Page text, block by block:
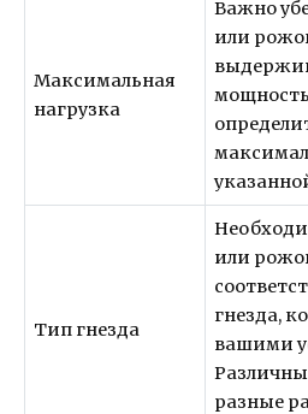
Максимальная
нагрузка
Важно
или
Тип гнезда
или
гнезда,
вашими
разные